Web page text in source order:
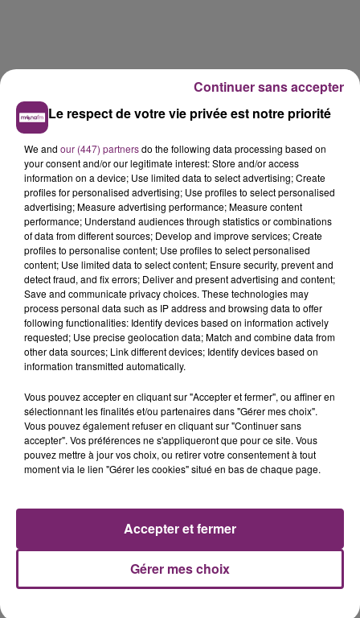
La Bulle - Guinguette éphémère
de Frelinghien !
Le respect de votre vie privée est notre priorité
We and our (447) partnersdo the following data processing based on
your consent and/or our legitimate interest: Store and/or access
information on a device; Use limited data to select advertising; Create
profiles for personalised advertising; Use profiles to select personalised
advertising; Measure advertising performance; Measure content
performance; Understand audiences through statistics or combinations
of data from different sources; Develop and improve services; Create
profiles to personalise content; Use profiles to select personalised
content; Use limited data to select content; Ensure security, prevent and
detect fraud, and fix errors; Deliver and present advertising and content;
Save and communicate privacy choices. These technologies may
process personal data such as IP address and browsing data to offer
following functionalities: Identify devices based on information actively
requested; Use precise geolocation data; Match and combine data from
other data sources; Link different devices; Identify devices based on
information transmitted automatically.
Vous pouvez accepter en cliquant sur "Accepter et fermer", ou affiner en
sélectionnant les finalités et/ou partenaires dans "Gérer mes choix".
Vous pouvez également refuser en cliquant sur "Continuer sans
accepter". Vos préférences ne s'appliqueront que pour ce site. Vous
pouvez mettre à jour vos choix, ou retirer votre consentement à tout
moment via le lien "Gérer les cookies" situé en bas de chaque page.
Gérer mes choix
Accepter et fermer
Continuer sans accepter